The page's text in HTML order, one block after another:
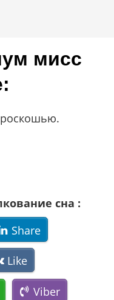
миcc
сна :
Share
Like
Viber